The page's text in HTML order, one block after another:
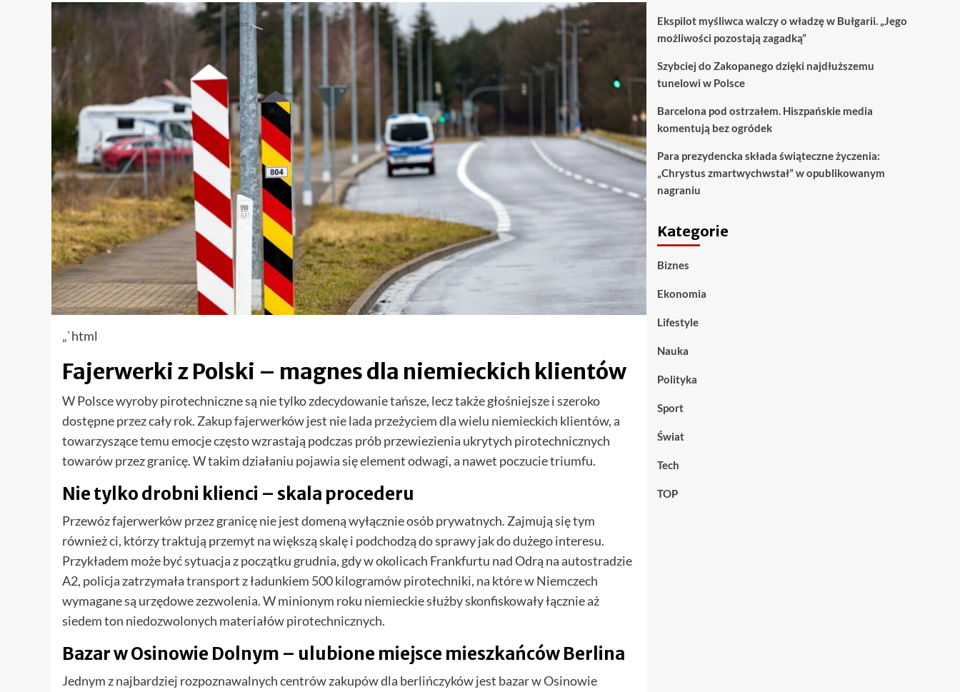
„`html
Fajerwerki z Polski – magnes dla niemieckich klientów
W Polsce wyroby pirotechniczne są nie tylko zdecydowanie tańsze, lecz także głośniejsze i szeroko
dostępne przez cały rok. Zakup fajerwerków jest nie lada przeżyciem dla wielu niemieckich klientów, a
towarzyszące temu emocje często wzrastają podczas prób przewiezienia ukrytych pirotechnicznych
towarów przez granicę. W takim działaniu pojawia się element odwagi, a nawet poczucie triumfu.
Nie tylko drobni klienci – skala procederu
Przewóz fajerwerków przez granicę nie jest domeną wyłącznie osób prywatnych. Zajmują się tym
również ci, którzy traktują przemyt na większą skalę i podchodzą do sprawy jak do dużego interesu.
Przykładem może być sytuacja z początku grudnia, gdy w okolicach Frankfurtu nad Odrą na autostradzie
A2, policja zatrzymała transport z ładunkiem 500 kilogramów pirotechniki, na które w Niemczech
wymagane są urzędowe zezwolenia. W minionym roku niemieckie służby skonfiskowały łącznie aż
siedem ton niedozwolonych materiałów pirotechnicznych.
Bazar w Osinowie Dolnym – ulubione miejsce mieszkańców Berlina
Jednym z najbardziej rozpoznawalnych centrów zakupów dla berlińczyków jest bazar w Osinowie
Ekspilot myśliwca walczy o władzę w Bułgarii. „Jego
możliwości pozostają zagadką”
Szybciej do Zakopanego dzięki najdłuższemu
tunelowi w Polsce
Barcelona pod ostrzałem. Hiszpańskie media
komentują bez ogródek
Para prezydencka składa świąteczne życzenia:
„Chrystus zmartwychwstał” w opublikowanym
nagraniu
Kategorie
Biznes
Ekonomia
Lifestyle
Nauka
Polityka
Sport
Świat
Tech
TOP